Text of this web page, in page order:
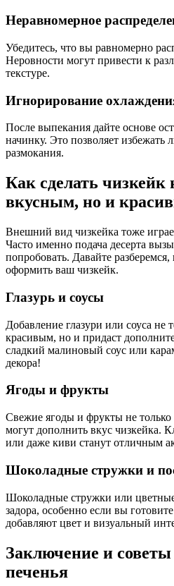
Неравномерное
Убедитесь, что вы равномерно
Неровности могут привести к
текстуре.
Игнорирование
После выпекания дайте основе
начинку. Это позволяет избежать
размокания.
Как сделать чизкейк
вкусным, но и
Внешний вид чизкейка тоже
Часто именно подача десерта
попробовать. Давайте
оформить ваш чизкейк.
Глазурь и соусы
Добавление глазури или соуса не
красивым, но и придаст
сладкий малиновый соус или
декора!
Ягоды и фрукты
Свежие ягоды и фрукты не только
могут дополнить вкус чизкейка.
или даже киви станут отличным
Шоколадные стружки и
Шоколадные стружки или
задора, особенно если вы
добавляют цвет и визуальный
Заключение и
печенья